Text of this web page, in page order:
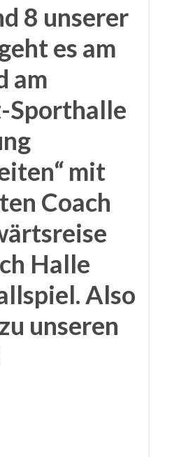
8 unserer
es am
am
Sporthalle
mit
Coach
Halle
Also
unseren